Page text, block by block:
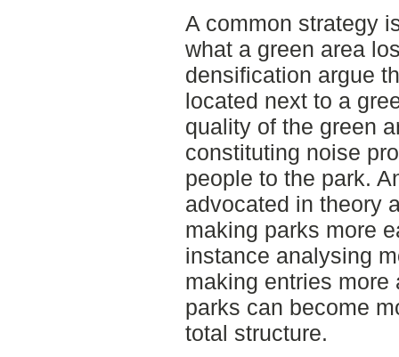
A common strategy
what a green area
densification argue
located next to a
quality of the green
constituting noise
people to the park.
advocated in theory
making parks more
instance analysing
making entries more
parks can become
total structure.